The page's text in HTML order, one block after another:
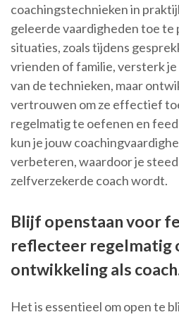
coachingstechnieken in
geleerde vaardigheden toe te
situaties, zoals tijdens
vrienden of familie, versterk
van de technieken, maar
vertrouwen om ze effectief
regelmatig te oefenen en
kun je jouw
verbeteren, waardoor je
zelfverzekerde coach wordt.
Blijf openstaan voor
reflecteer regelmatig
ontwikkeling als
Het is essentieel om open te